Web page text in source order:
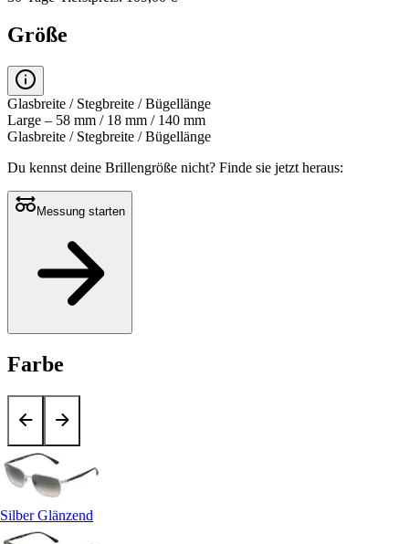
Größe
Glasbreite / Stegbreite / Bügellänge
Large – 58 mm / 18 mm / 140 mm
Glasbreite / Stegbreite / Bügellänge
Du kennst deine Brillengröße nicht? Finde sie jetzt heraus:
Messung starten
Farbe
Silber Glänzend